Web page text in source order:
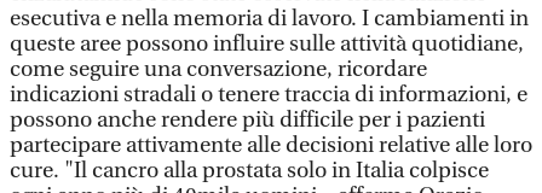
esecutiva e nella memoria di lavoro. I cambiamenti in
queste aree possono influire sulle attività quotidiane,
come seguire una conversazione, ricordare
indicazioni stradali o tenere traccia di informazioni, e
possono anche rendere più difficile per i pazienti
partecipare attivamente alle decisioni relative alle loro
cure. "Il cancro alla prostata solo in Italia colpisce